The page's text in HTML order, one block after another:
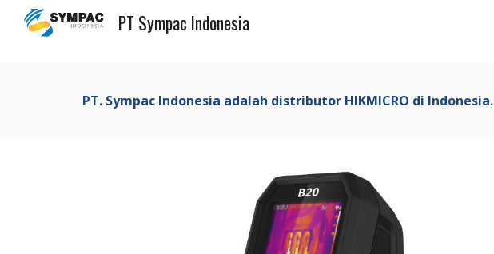
PT Sympac Indonesia
PT. Sympac Indonesia adalah distributor HIKMICRO di Indonesia.